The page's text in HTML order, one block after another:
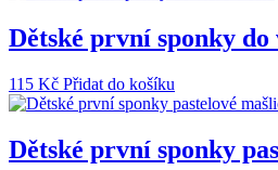
Dětské první sponky do
115 Kč Přidat do košíku
Dětské první sponky